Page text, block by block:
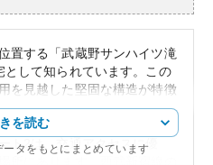
置する「武蔵野サンハイツ滝
して知られています。この
を見越した堅固な構造が特徴
ト2は、交通アクセスに優
を読む
タをもとにまとめています